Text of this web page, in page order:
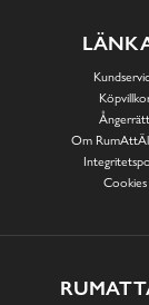
Ångerrätt
Om
Cookies